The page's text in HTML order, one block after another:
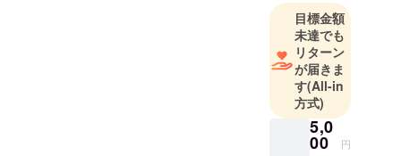
目標金額
未達でも
リターン
が届きま
す(All-in
方式)
5,0
00 円